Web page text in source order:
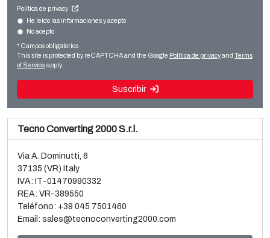
Converting machines
Laminators and coaters
Leer más
Venta y desmontaje de línea BOPP Brückner 3 capas
usada
Política de privacy
He leído las informaciones y acepto
No acepto
* Campos obligatorios
This site is protected by reCAPTCHA and the Google Política de privacyand Terms
of Service apply.
Suscribir
Tecno Converting 2000 S.r.l.
Via A. Dominutti, 6
37135 (VR) Italy
IVA: IT-01470990332
REA: VR-389550
Teléfono: +39 045 7501460
Email: sales@tecnoconverting2000.com